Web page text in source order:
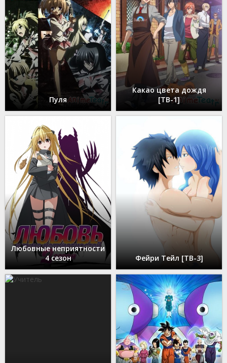
Пуля
Какао цвета дождя
[ТВ-1]
Любовные неприятности
4 сезон
Фейри Тейл [ТВ-3]